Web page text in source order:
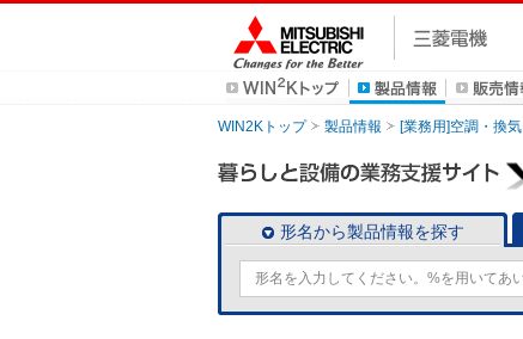
WIN2Kトップ 製品情報 [業務用]空調・換気
形名から製品情報を探す